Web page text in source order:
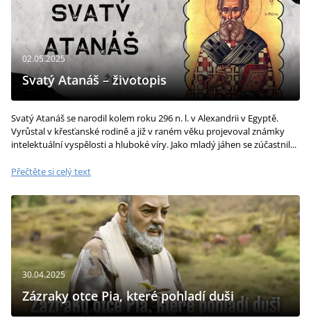
02.05.2025
Svatý Atanáš – životopis
Svatý Atanáš se narodil kolem roku 296 n. l. v Alexandrii v Egyptě.
Vyrůstal v křesťanské rodině a již v raném věku projevoval známky
intelektuální vyspělosti a hluboké víry. Jako mladý jáhen se zúčastnil...
Přečtěte si celý text
30.04.2025
Zázraky otce Pia, které pohladí duši